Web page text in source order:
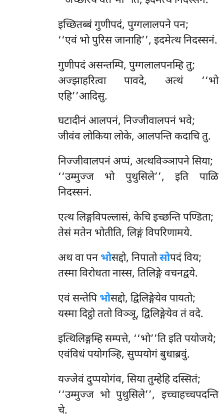
इच्छितब्बं गुणीपदं, पुग्गलालपने पन;
‘‘एवं भो पुरिस जानाहि’’, इदमेत्थ निदस्सनं.
गुणीपदं असन्तम्पि, पुग्गलालपनम्हि तु;
अज्झाहरित्वा पावदे, अत्थं ‘‘भो
एहि’’आदिसु.
घटादीनं आलपनं, निज्जीवालपनं भवे;
जीवंव लोकिया लोके, आलपन्ति कदाचि तु.
निज्जीवालपनं अप्पं, अत्थविञ्ञापने सिया;
‘‘उम्मुज्ज भो पुथुसिले’’, इति पाळि
निदस्सनं.
एत्थ लिङ्गविपल्लासं, केचि इच्छन्ति पण्डिता;
तेसं मतेन भोतीति, लिङ्गं विपरिणामये.
अथ वा पन भोसद्दो, निपातोसोपदं विय;
तस्मा विरोधता नास्स, तिलिङ्गे वचनद्वये.
एवं सन्तेपिभोसद्दो, द्विलिङ्गेयेव पायतो;
यस्मा दिट्ठो ततो विञ्ञू, द्विलिङ्गेयेव तं वदे.
इत्थिलिङ्गम्हि सम्पत्ते, ‘‘भो’’ति इति पयोजये;
एवंविधं पयोगञ्हि, सुप्पयोगं बुधाब्रवुं.
यज्जेवंदुप्पयोगंव, सिया तुम्हेहि दस्सितं;
‘‘उम्मुज्ज भो पुथुसिले’’, इच्चाहच्चपदन्ति
चे.